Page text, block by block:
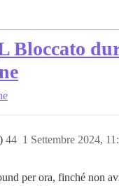
Bloccato
1 Settembre 2024,
44
per ora, finché non